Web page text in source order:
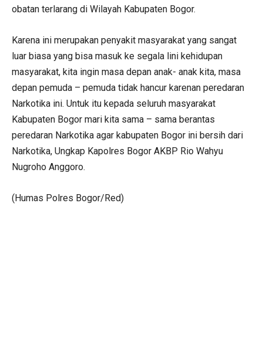
obatan terlarang di Wilayah Kabupaten Bogor.
Karena ini merupakan penyakit masyarakat yang sangat
luar biasa yang bisa masuk ke segala lini kehidupan
masyarakat, kita ingin masa depan anak- anak kita, masa
depan pemuda – pemuda tidak hancur karenan peredaran
Narkotika ini. Untuk itu kepada seluruh masyarakat
Kabupaten Bogor mari kita sama – sama berantas
peredaran Narkotika agar kabupaten Bogor ini bersih dari
Narkotika, Ungkap Kapolres Bogor AKBP Rio Wahyu
Nugroho Anggoro.
(Humas Polres Bogor/Red)